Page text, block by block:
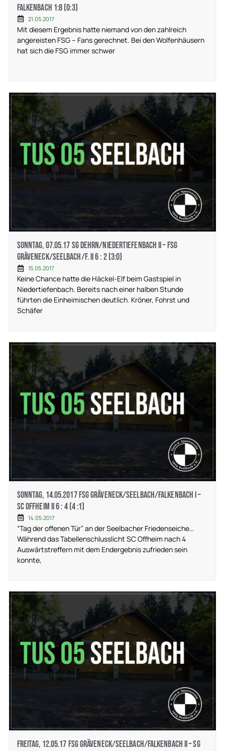
Falkenbach 1:8 (0:3)
21.05.2017
Mit diesem Ergebnis hatte niemand von den zahlreich
angereisten FSG – Fans gerechnet. Bei den Wolfenhäusern
hat sich die FSG immer schwer
Sonntag, 07.05.17 SG Dehrn/Niedertiefenbach II – FSG
Gräveneck/Seelbach/F. II 6 : 2 (3:0)
15.05.2017
Keine Chance hatte die Häckel-Elf beim Gastspiel in
Niedertiefenbach. Bereits nach einer halben Stunde
führten die Einheimischen deutlich. Kröner, Fohrst und
Schäfer
Sonntag, 14.05.2017 FSG Gräveneck/Seelbach/Falkenbach I –
SC Offheim II 6 : 4 (4 :1)
14.05.2017
“Tag der offenen Tür” an der Seelbacher Friedenseiche…
Während das Tabellenschlusslicht SC Offheim nach 4
Auswärtstreffern mit dem Endergebnis zufrieden sein
konnte,
Freitag, 12.05.17 FSG Gräveneck/Seelbach/Falkenbach II – SG